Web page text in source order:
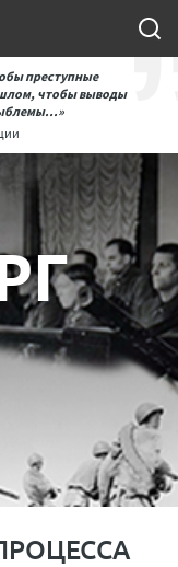
преступные
чтобы выводы